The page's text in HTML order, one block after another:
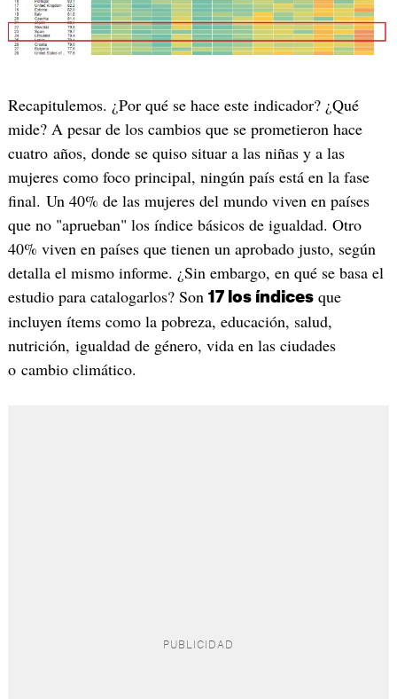
Recapitulemos. ¿Por qué se hace este indicador? ¿Qué
mide? A pesar de los cambios que se prometieron hace
cuatro años, donde se quiso situar a las niñas y a las
mujeres como foco principal, ningún país está en la fase
final. Un 40% de las mujeres del mundo viven en países
que no "aprueban" los índice básicos de igualdad. Otro
40% viven en países que tienen un aprobado justo, según
detalla el mismo informe. ¿Sin embargo, en qué se basa el
estudio para catalogarlos? Son 17 los índicesque
incluyen ítems como la pobreza, educación, salud,
nutrición, igualdad de género, vida en las ciudades
o cambio climático.